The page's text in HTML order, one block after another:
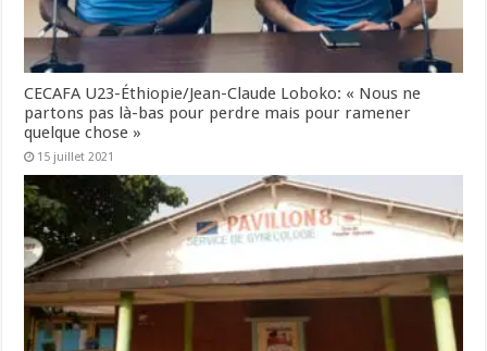
CECAFA U23-Éthiopie/Jean-Claude Loboko: « Nous ne
partons pas là-bas pour perdre mais pour ramener
quelque chose »
15 juillet 2021